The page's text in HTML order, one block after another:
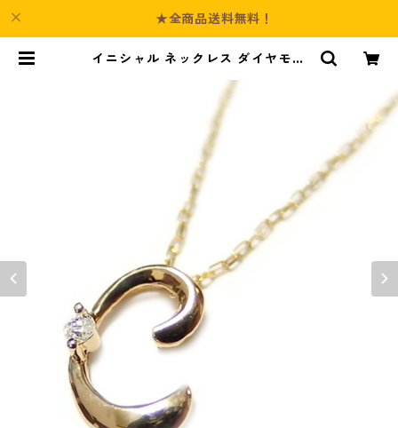
★全商品送料無料！
イニシャル ネックレス ダイヤモン
ールド 文字 C ダイヤネックレス ペ
ンダント ジュエリー アクセサリー
レディース | Culture-Booth